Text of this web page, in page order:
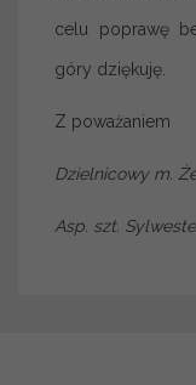
celu poprawę
góry dziękuję.
Z poważaniem
Dzielnicowy m.
Asp. szt.